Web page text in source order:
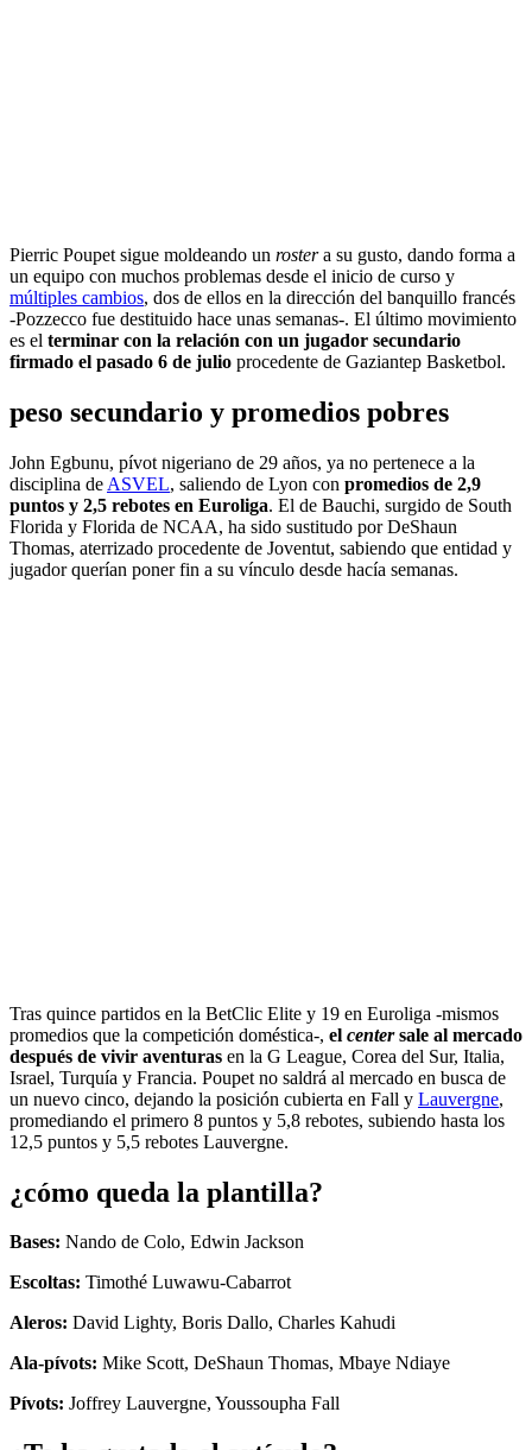
Pierric Poupet sigue moldeando un rostera su gusto, dando forma a
un equipo con muchos problemas desde el inicio de curso y
múltiples cambios, dos de ellos en la dirección del banquillo francés
-Pozzecco fue destituido hace unas semanas-. El último movimiento
es el terminar con la relación con un jugador secundario
firmado el pasado 6 de julio procedente de Gaziantep Basketbol.
peso secundario y promedios pobres
John Egbunu, pívot nigeriano de 29 años, ya no pertenece a la
disciplina de ASVEL, saliendo de Lyon con promedios de 2,9
puntos y 2,5 rebotes en Euroliga. El de Bauchi, surgido de South
Florida y Florida de NCAA, ha sido sustitudo por DeShaun
Thomas, aterrizado procedente de Joventut, sabiendo que entidad y
jugador querían poner fin a su vínculo desde hacía semanas.
Tras quince partidos en la BetClic Elite y 19 en Euroliga -mismos
promedios que la competición doméstica-, el centersale al mercado
después de vivir aventuras en la G League, Corea del Sur, Italia,
Israel, Turquía y Francia. Poupet no saldrá al mercado en busca de
un nuevo cinco, dejando la posición cubierta en Fall y Lauvergne,
promediando el primero 8 puntos y 5,8 rebotes, subiendo hasta los
12,5 puntos y 5,5 rebotes Lauvergne.
¿cómo queda la plantilla?
Bases: Nando de Colo, Edwin Jackson
Escoltas: Timothé Luwawu-Cabarrot
Aleros: David Lighty, Boris Dallo, Charles Kahudi
Ala-pívots: Mike Scott, DeShaun Thomas, Mbaye Ndiaye
Pívots: Joffrey Lauvergne, Youssoupha Fall